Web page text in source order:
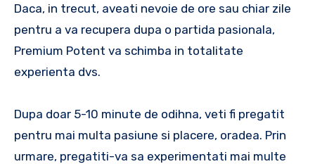
Daca, in trecut, aveati nevoie de ore sau chiar zile
pentru a va recupera dupa o partida pasionala,
Premium Potent va schimba in totalitate
experienta dvs.
Dupa doar 5-10 minute de odihna, veti fi pregatit
pentru mai multa pasiune si placere, oradea. Prin
urmare, pregatiti-va sa experimentati mai multe